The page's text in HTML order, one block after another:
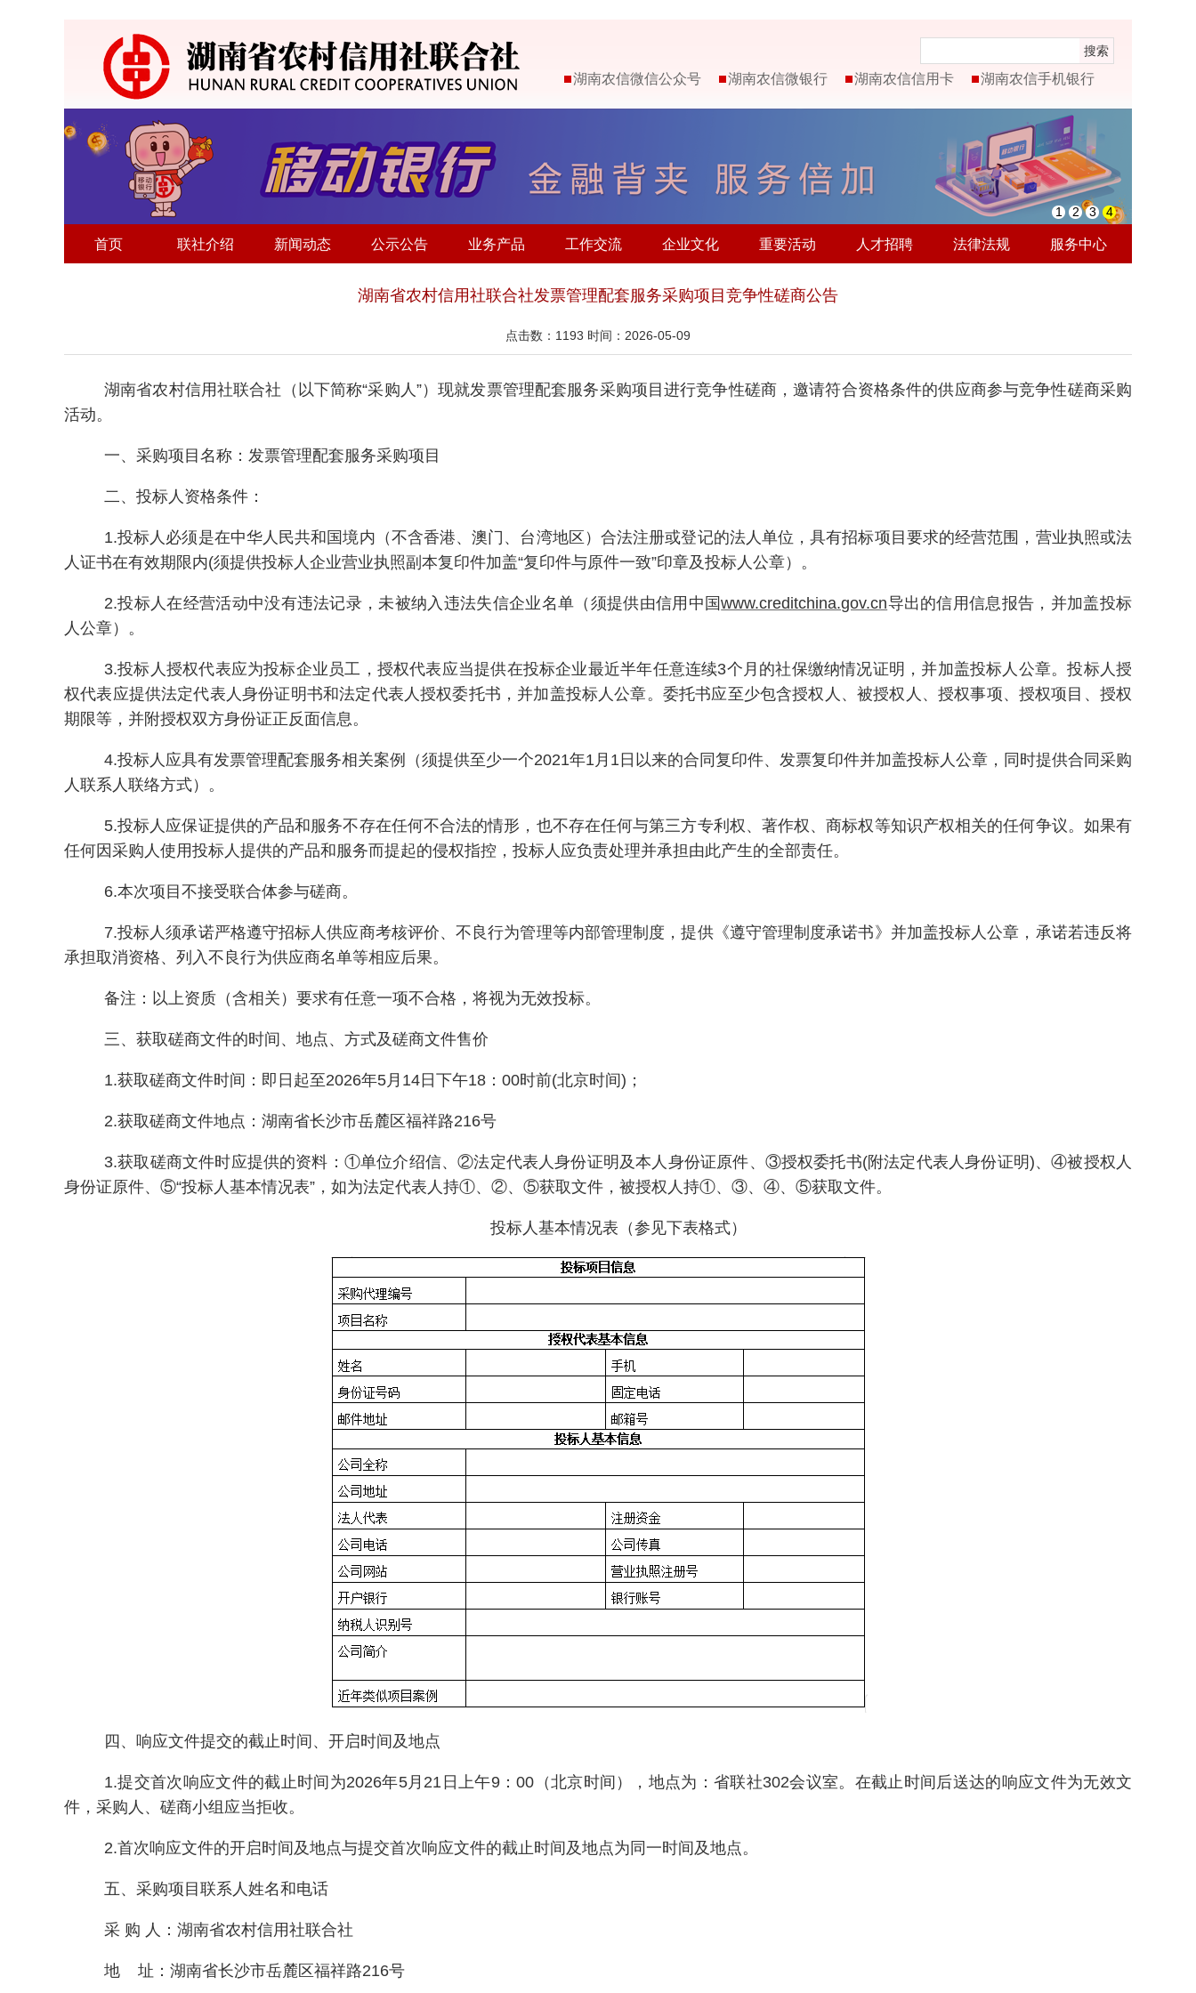
搜索
湖南农信微信公众号 湖南农信微银行 湖南农信信用卡 湖南农信手机银行
1 2 3 4
首页 联社介绍 新闻动态 公示公告 业务产品 工作交流 企业文化 重要活动 人才招聘 法律法规 服务中心
湖南省农村信用社联合社发票管理配套服务采购项目竞争性磋商公告
点击数： 1193 时间：2026-05-09
湖南省农村信用社联合社（以下简称“采购人”）现就发票管理配套服务采购项目进行竞争性磋商，邀请符合资格条件的供应商参与竞争性磋商采购
活动。
一、采购项目名称：发票管理配套服务采购项目
二、投标人资格条件：
1.投标人必须是在中华人民共和国境内（不含香港、澳门、台湾地区）合法注册或登记的法人单位，具有招标项目要求的经营范围，营业执照或法
人证书在有效期限内(须提供投标人企业营业执照副本复印件加盖“复印件与原件一致”印章及投标人公章）。
2.投标人在经营活动中没有违法记录，未被纳入违法失信企业名单（须提供由信用中国www.creditchina.gov.cn导出的信用信息报告，并加盖投标
人公章）。
3.投标人授权代表应为投标企业员工，授权代表应当提供在投标企业最近半年任意连续3个月的社保缴纳情况证明，并加盖投标人公章。投标人授
权代表应提供法定代表人身份证明书和法定代表人授权委托书，并加盖投标人公章。委托书应至少包含授权人、被授权人、授权事项、授权项目、授权
期限等，并附授权双方身份证正反面信息。
4.投标人应具有发票管理配套服务相关案例（须提供至少一个2021年1月1日以来的合同复印件、发票复印件并加盖投标人公章，同时提供合同采购
人联系人联络方式）。
5.投标人应保证提供的产品和服务不存在任何不合法的情形，也不存在任何与第三方专利权、著作权、商标权等知识产权相关的任何争议。如果有
任何因采购人使用投标人提供的产品和服务而提起的侵权指控，投标人应负责处理并承担由此产生的全部责任。
6.本次项目不接受联合体参与磋商。
7.投标人须承诺严格遵守招标人供应商考核评价、不良行为管理等内部管理制度，提供《遵守管理制度承诺书》并加盖投标人公章，承诺若违反将
承担取消资格、列入不良行为供应商名单等相应后果。
备注：以上资质（含相关）要求有任意一项不合格，将视为无效投标。
三、获取磋商文件的时间、地点、方式及磋商文件售价
1.获取磋商文件时间：即日起至2026年5月14日下午18：00时前(北京时间)；
2.获取磋商文件地点：湖南省长沙市岳麓区福祥路216号
3.获取磋商文件时应提供的资料：①单位介绍信、②法定代表人身份证明及本人身份证原件、③授权委托书(附法定代表人身份证明)、④被授权人
身份证原件、⑤“投标人基本情况表”，如为法定代表人持①、②、⑤获取文件，被授权人持①、③、④、⑤获取文件。
投标人基本情况表（参见下表格式）
四、响应文件提交的截止时间、开启时间及地点
1.提交首次响应文件的截止时间为2026年5月21日上午9：00（北京时间），地点为：省联社302会议室。在截止时间后送达的响应文件为无效文
件，采购人、磋商小组应当拒收。
2.首次响应文件的开启时间及地点与提交首次响应文件的截止时间及地点为同一时间及地点。
五、采购项目联系人姓名和电话
采 购 人：湖南省农村信用社联合社
地 址：湖南省长沙市岳麓区福祥路216号